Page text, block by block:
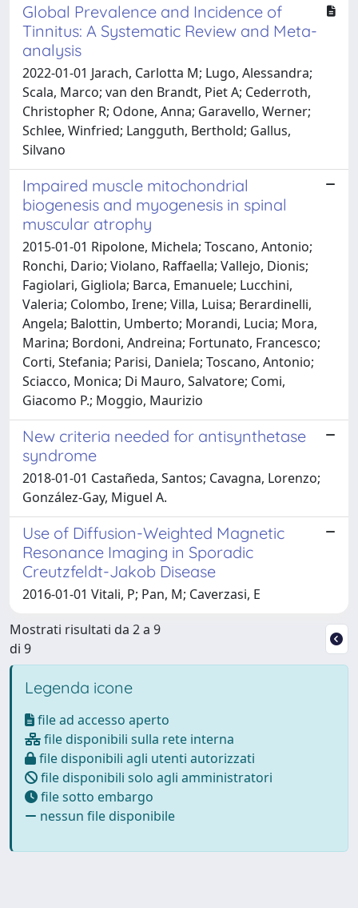
Global Prevalence and Incidence of
Tinnitus: A Systematic Review and Meta-
analysis
2022-01-01 Jarach, Carlotta M; Lugo, Alessandra;
Scala, Marco; van den Brandt, Piet A; Cederroth,
Christopher R; Odone, Anna; Garavello, Werner;
Schlee, Winfried; Langguth, Berthold; Gallus,
Silvano
Impaired muscle mitochondrial
biogenesis and myogenesis in spinal
muscular atrophy
2015-01-01 Ripolone, Michela; Toscano, Antonio;
Ronchi, Dario; Violano, Raffaella; Vallejo, Dionis;
Fagiolari, Gigliola; Barca, Emanuele; Lucchini,
Valeria; Colombo, Irene; Villa, Luisa; Berardinelli,
Angela; Balottin, Umberto; Morandi, Lucia; Mora,
Marina; Bordoni, Andreina; Fortunato, Francesco;
Corti, Stefania; Parisi, Daniela; Toscano, Antonio;
Sciacco, Monica; Di Mauro, Salvatore; Comi,
Giacomo P.; Moggio, Maurizio
New criteria needed for antisynthetase
syndrome
2018-01-01 Castañeda, Santos; Cavagna, Lorenzo;
González-Gay, Miguel A.
Use of Diffusion-Weighted Magnetic
Resonance Imaging in Sporadic
Creutzfeldt-Jakob Disease
2016-01-01 Vitali, P; Pan, M; Caverzasi, E
Mostrati risultati da 2 a 9
di 9
Legenda icone
file ad accesso aperto
file disponibili sulla rete interna
file disponibili agli utenti autorizzati
file disponibili solo agli amministratori
file sotto embargo
nessun file disponibile